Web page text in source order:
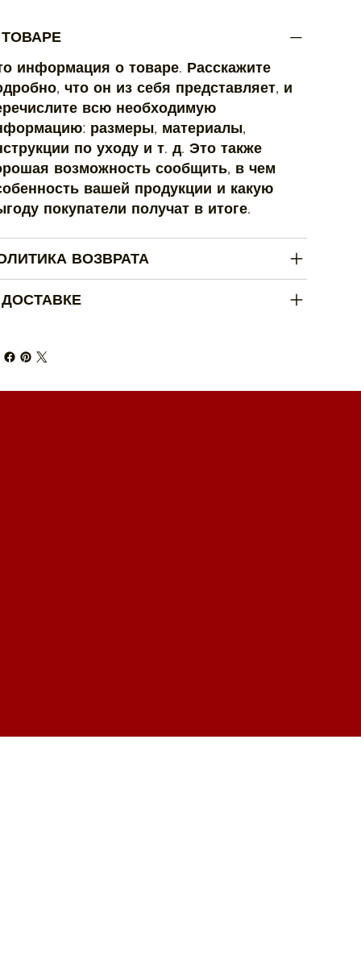
информация о товаре. Расскажите
что он из себя представляет, и
всю необходимую
размеры, материалы,
по уходу и т. д. Это также
возможность сообщить, в чем
вашей продукции и какую
покупатели получат в итоге.
ВОЗВРАТА